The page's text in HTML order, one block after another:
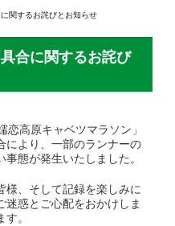
関するお詫びとお知らせ
合に関するお詫び
高原キャベツマラソン」
により、一部のランナーの
態が発生いたしました。
様、そして記録を楽しみに
迷惑とご心配をおかけしま
。